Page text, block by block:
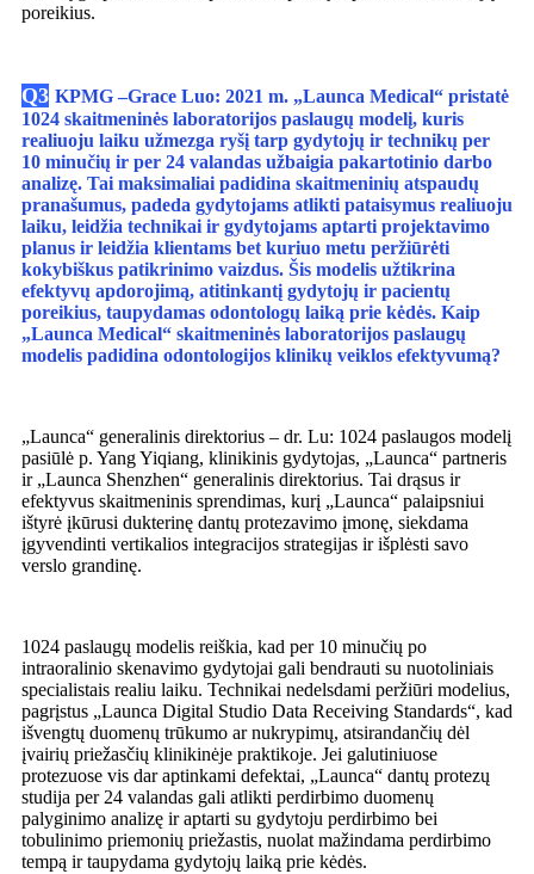
poreikius.
Q3 KPMG –Grace Luo: 2021 m. „Launca Medical“ pristatė
1024 skaitmeninės laboratorijos paslaugų modelį, kuris
realiuoju laiku užmezga ryšį tarp gydytojų ir technikų per
10 minučių ir per 24 valandas užbaigia pakartotinio darbo
analizę. Tai maksimaliai padidina skaitmeninių atspaudų
pranašumus, padeda gydytojams atlikti pataisymus realiuoju
laiku, leidžia technikai ir gydytojams aptarti projektavimo
planus ir leidžia klientams bet kuriuo metu peržiūrėti
kokybiškus patikrinimo vaizdus. Šis modelis užtikrina
efektyvų apdorojimą, atitinkantį gydytojų ir pacientų
poreikius, taupydamas odontologų laiką prie kėdės. Kaip
„Launca Medical“ skaitmeninės laboratorijos paslaugų
modelis padidina odontologijos klinikų veiklos efektyvumą?
„Launca“ generalinis direktorius – dr. Lu: 1024 paslaugos modelį
pasiūlė p. Yang Yiqiang, klinikinis gydytojas, „Launca“ partneris
ir „Launca Shenzhen“ generalinis direktorius. Tai drąsus ir
efektyvus skaitmeninis sprendimas, kurį „Launca“ palaipsniui
ištyrė įkūrusi dukterinę dantų protezavimo įmonę, siekdama
įgyvendinti vertikalios integracijos strategijas ir išplėsti savo
verslo grandinę.
1024 paslaugų modelis reiškia, kad per 10 minučių po
intraoralinio skenavimo gydytojai gali bendrauti su nuotoliniais
specialistais realiu laiku. Technikai nedelsdami peržiūri modelius,
pagrįstus „Launca Digital Studio Data Receiving Standards“, kad
išvengtų duomenų trūkumo ar nukrypimų, atsirandančių dėl
įvairių priežasčių klinikinėje praktikoje. Jei galutiniuose
protezuose vis dar aptinkami defektai, „Launca“ dantų protezų
studija per 24 valandas gali atlikti perdirbimo duomenų
palyginimo analizę ir aptarti su gydytoju perdirbimo bei
tobulinimo priemonių priežastis, nuolat mažindama perdirbimo
tempą ir taupydama gydytojų laiką prie kėdės.